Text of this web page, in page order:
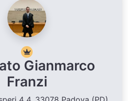
Gianmarco
Franzi